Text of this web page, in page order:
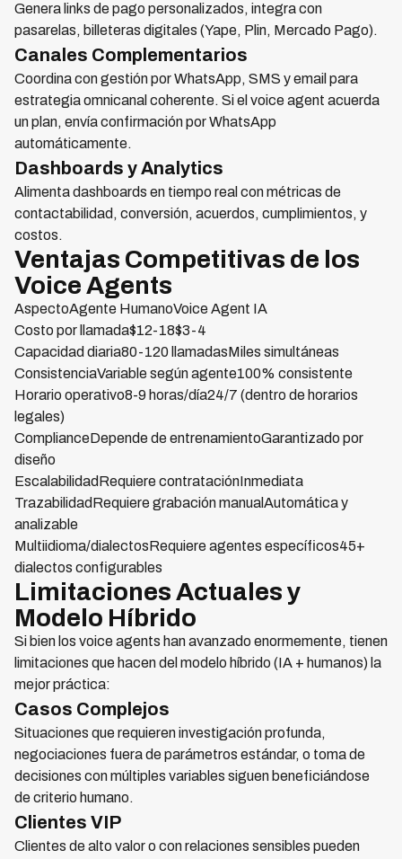
Genera links de pago personalizados, integra con
pasarelas, billeteras digitales (Yape, Plin, Mercado Pago).
Canales Complementarios
Coordina con gestión por WhatsApp, SMS y email para
estrategia omnicanal coherente. Si el voice agent acuerda
un plan, envía confirmación por WhatsApp
automáticamente.
Dashboards y Analytics
Alimenta dashboards en tiempo real con métricas de
contactabilidad, conversión, acuerdos, cumplimientos, y
costos.
Ventajas Competitivas de los
Voice Agents
AspectoAgente HumanoVoice Agent IA
Costo por llamada$12-18$3-4
Capacidad diaria80-120 llamadasMiles simultáneas
ConsistenciaVariable según agente100% consistente
Horario operativo8-9 horas/día24/7 (dentro de horarios
legales)
ComplianceDepende de entrenamientoGarantizado por
diseño
EscalabilidadRequiere contrataciónInmediata
TrazabilidadRequiere grabación manualAutomática y
analizable
Multiidioma/dialectosRequiere agentes específicos45+
dialectos configurables
Limitaciones Actuales y
Modelo Híbrido
Si bien los voice agents han avanzado enormemente, tienen
limitaciones que hacen del modelo híbrido (IA + humanos) la
mejor práctica:
Casos Complejos
Situaciones que requieren investigación profunda,
negociaciones fuera de parámetros estándar, o toma de
decisiones con múltiples variables siguen beneficiándose
de criterio humano.
Clientes VIP
Clientes de alto valor o con relaciones sensibles pueden